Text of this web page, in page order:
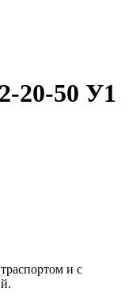
20-50 У1
и с